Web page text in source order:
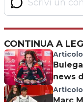
CONTINUA A
news
rivali